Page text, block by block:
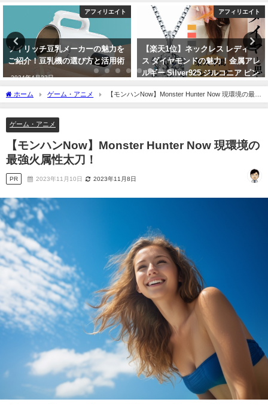
アフィリエイト
【楽天1位】ネックレス レディー
ス ダイヤモンドの魅力！金属アレ
ルギー Silver925 ジルコニア ピン
クゴールド プラチナ ホワイトデ
ーお返し、プレゼントに最適
アフィリエイト
【草津温泉】ふるさと納税でくさ
つ温泉感謝券が今だけ！日本一の
温泉。日本秘湯の会推奨！ゴール
デンウィーク旅行
ホーム ゲーム・アニメ
【モンハンNow】Monster Hunter Now 現環境の最強
火属性太刀！
ゲーム・アニメ
【モンハンNow】Monster Hunter Now 現環境の
最強火属性太刀！
PR 2023年11月10日 2023年11月8日